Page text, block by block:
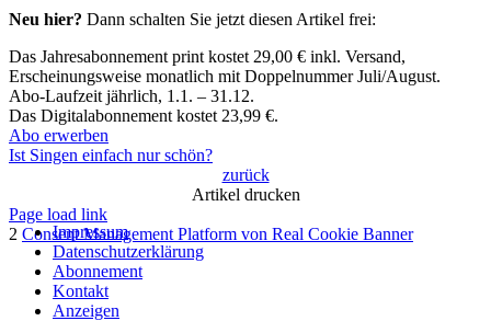
Neu hier? Dann schalten Sie jetzt diesen Artikel frei:
Das Jahresabonnement print kostet 29,00 € inkl. Versand,​
Erscheinungsweise monatlich mit Doppelnummer Juli/August.​
Abo-Laufzeit jährlich, 1.1. – 31.12.
Das Digitalabonnement kostet 23,99 €.​
Abo erwerben
Ist Singen einfach nur schön?
zurück
Artikel drucken
Impressum
Datenschutzerklärung
Abonnement
Kontakt
Anzeigen
Page load link
2 Consent Management Platform von Real Cookie Banner
Nach
oben